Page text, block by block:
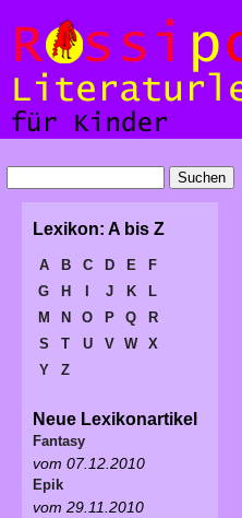
Lexikon: A bis Z
A B C D E
F
G
H J K
L
M
N O P Q
R
S
T U V W
X
Y
Z
Neue Lexikonartikel
Fantasy
vom 07.12.2010
Epik
vom 29.11.2010